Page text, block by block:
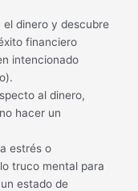
el dinero y descubre
financiero
intencionado
al dinero,
hacer un
estrés o
truco mental para
estado de